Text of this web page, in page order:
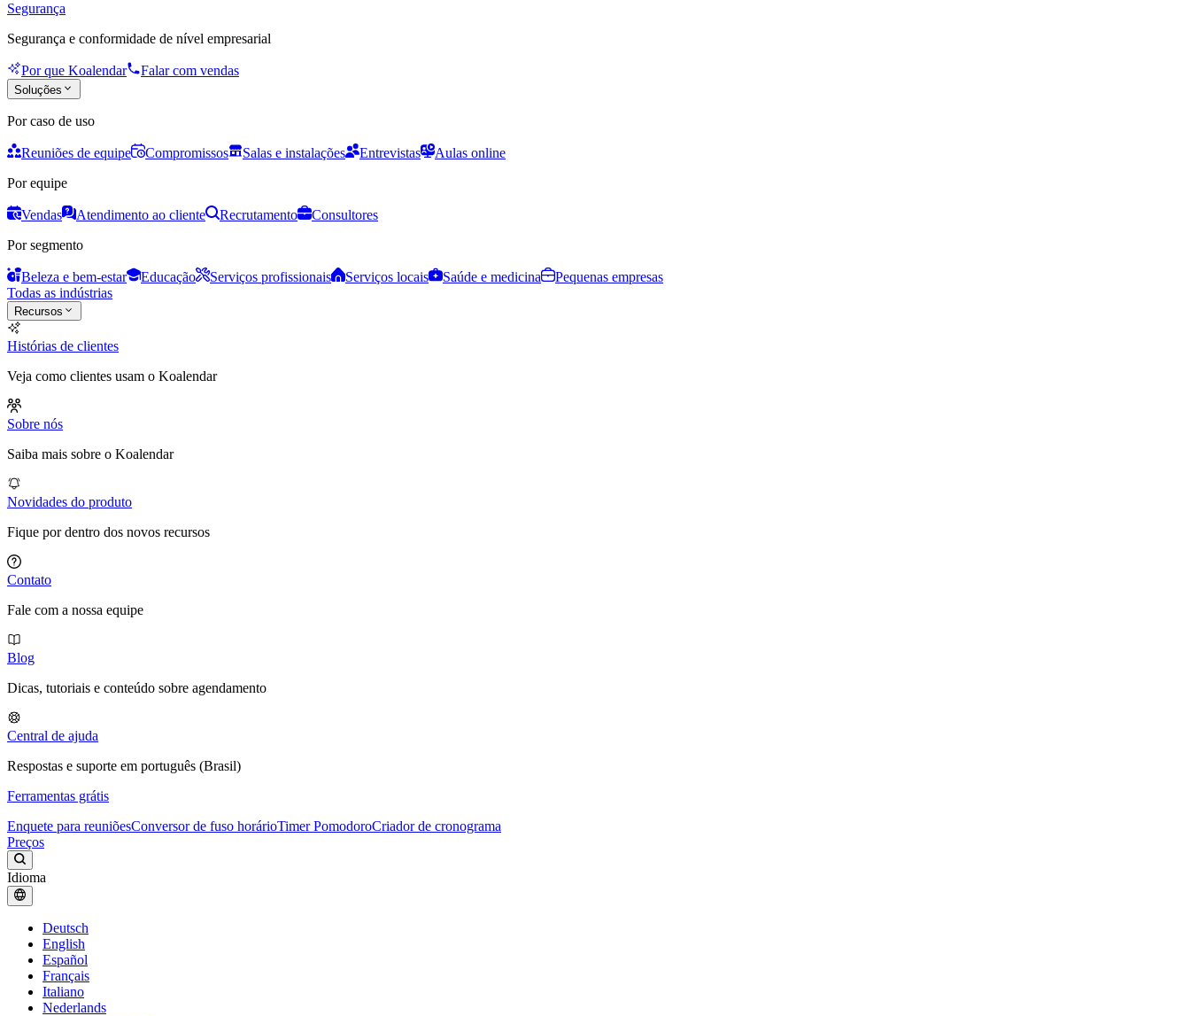
Segurança
Segurança e conformidade de nível empresarial
Por que Koalendar Falar com vendas
Soluções
Por caso de uso
Reuniões de equipe Compromissos Salas e instalações Entrevistas
Aulas online
Por equipe
Vendas Atendimento ao cliente Recrutamento
Consultores
Por segmento
Beleza e bem-estar Educação Serviços profissionais Serviços locais Saúde e medicina
Pequenas empresas
Todas as indústrias
Recursos
Histórias de clientes
Veja como clientes usam o Koalendar
Sobre nós
Saiba mais sobre o Koalendar
Novidades do produto
Fique por dentro dos novos recursos
Contato
Fale com a nossa equipe
Blog
Dicas, tutoriais e conteúdo sobre agendamento
Central de ajuda
Respostas e suporte em português (Brasil)
Ferramentas grátis
Enquete para reuniõesConversor de fuso horárioTimer PomodoroCriador de cronograma
Preços
Idioma
Deutsch
English
Español
Français
Italiano
Nederlands